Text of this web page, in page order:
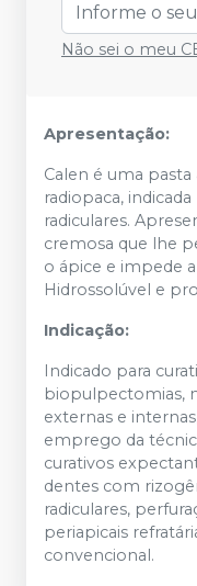
Não sei o meu
Apresentação:
Calen é uma
radiopaca,
radiculares.
cremosa que lhe
o ápice e impede
Hidrossolúvel e
Indicação:
Indicado para
biopulpectomias,
externas e
emprego da
curativos
dentes com
radiculares,
periapicais
convencional.